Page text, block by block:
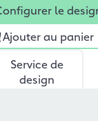
le
Ajouter au panier
Service de
design